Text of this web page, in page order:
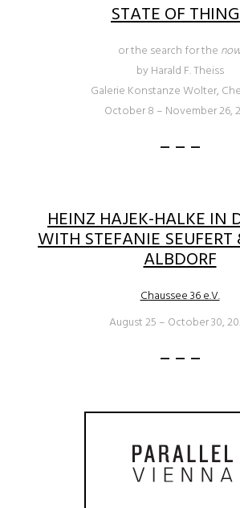
STATE OF
or the search for the
by Harald F. Theiss
Galerie Konstanze Wolter,
October 8 – November 26,
– – –
HEINZ HAJEK-HALKE IN
WITH STEFANIE
ALBDORF
Chaussee 36 e.V.
August 25 – October 30,
– – –